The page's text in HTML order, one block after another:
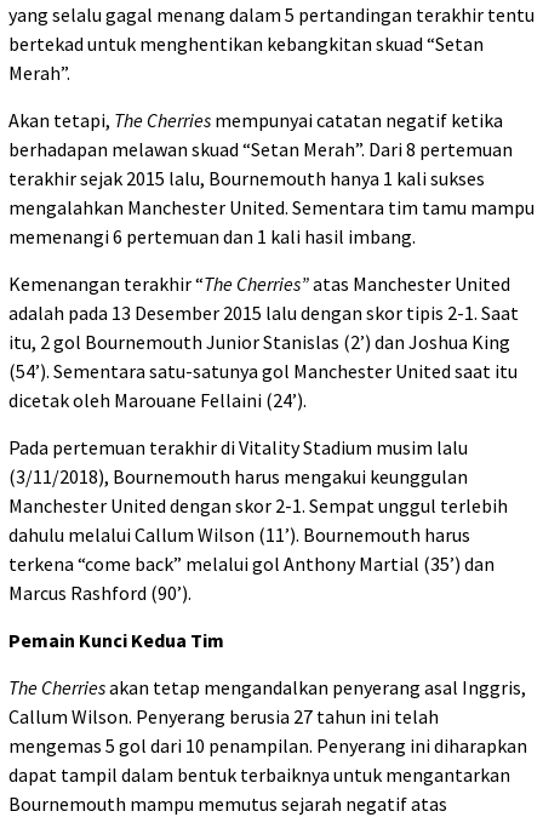
yang selalu gagal menang dalam 5 pertandingan terakhir tentu
bertekad untuk menghentikan kebangkitan skuad “Setan
Merah”.
Akan tetapi, The Cherries mempunyai catatan negatif ketika
berhadapan melawan skuad “Setan Merah”. Dari 8 pertemuan
terakhir sejak 2015 lalu, Bournemouth hanya 1 kali sukses
mengalahkan Manchester United. Sementara tim tamu mampu
memenangi 6 pertemuan dan 1 kali hasil imbang.
Kemenangan terakhir “The Cherries”atas Manchester United
adalah pada 13 Desember 2015 lalu dengan skor tipis 2-1. Saat
itu, 2 gol Bournemouth Junior Stanislas (2’) dan Joshua King
(54’). Sementara satu-satunya gol Manchester United saat itu
dicetak oleh Marouane Fellaini (24’).
Pada pertemuan terakhir di Vitality Stadium musim lalu
(3/11/2018), Bournemouth harus mengakui keunggulan
Manchester United dengan skor 2-1. Sempat unggul terlebih
dahulu melalui Callum Wilson (11’). Bournemouth harus
terkena “come back” melalui gol Anthony Martial (35’) dan
Marcus Rashford (90’).
Pemain Kunci Kedua Tim
The Cherriesakan tetap mengandalkan penyerang asal Inggris,
Callum Wilson. Penyerang berusia 27 tahun ini telah
mengemas 5 gol dari 10 penampilan. Penyerang ini diharapkan
dapat tampil dalam bentuk terbaiknya untuk mengantarkan
Bournemouth mampu memutus sejarah negatif atas